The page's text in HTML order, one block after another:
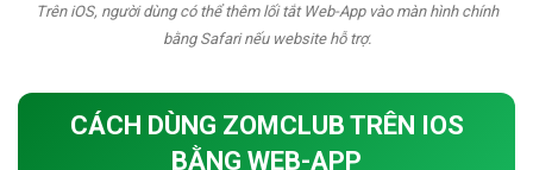
Trên iOS, người dùng có thể thêm lối tắt Web-App vào màn hình chính
bằng Safari nếu website hỗ trợ.
CÁCH DÙNG ZOMCLUB TRÊN IOS
BẰNG WEB-APP